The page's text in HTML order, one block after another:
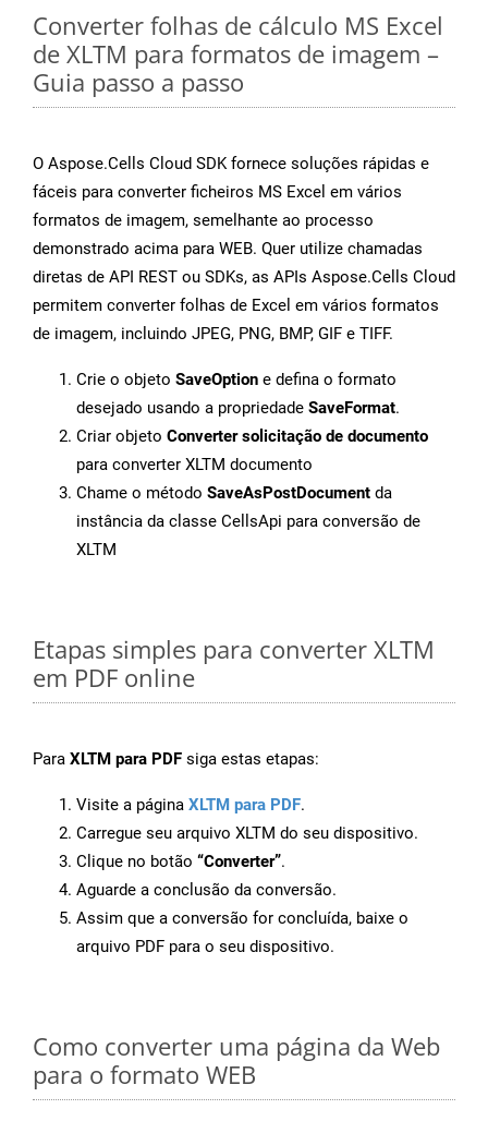
Converter folhas de cálculo MS Excel
de XLTM para formatos de imagem –
Guia passo a passo
O Aspose.Cells Cloud SDK fornece soluções rápidas e
fáceis para converter ficheiros MS Excel em vários
formatos de imagem, semelhante ao processo
demonstrado acima para WEB. Quer utilize chamadas
diretas de API REST ou SDKs, as APIs Aspose.Cells Cloud
permitem converter folhas de Excel em vários formatos
de imagem, incluindo JPEG, PNG, BMP, GIF e TIFF.
Crie o objeto SaveOption e defina o formato
desejado usando a propriedade SaveFormat.
Criar objeto Converter solicitação de documento
para converter XLTM documento
Chame o método SaveAsPostDocument da
instância da classe CellsApi para conversão de
XLTM
Etapas simples para converter XLTM
em PDF online
Para XLTM para PDF siga estas etapas:
Visite a página XLTM para PDF.
Carregue seu arquivo XLTM do seu dispositivo.
Clique no botão “Converter”.
Aguarde a conclusão da conversão.
Assim que a conversão for concluída, baixe o
arquivo PDF para o seu dispositivo.
Como converter uma página da Web
para o formato WEB